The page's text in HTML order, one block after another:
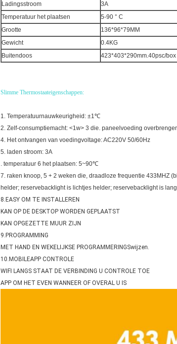
Ladingsstroom
3A
Temperatuur het plaatsen
5-90 ° C
Grootte
136*96*79MM
Gewicht
0.4KG
Buitendoos
423*403*290mm.40psc/box
Slimme Thermostaateigenschappen:
1. Temperatuurnauwkeurigheid: ±1℃
2. Zelf-consumptiemacht: <1w> 3 die. paneelvoeding
4. Het ontvangen van voedingvoltage: AC220V 50/60Hz
5. laden stroom: 3A
. temperatuur 6 het plaatsen: 5~90℃
7. raken knoop, 5 + 2 weken die, draadloze frequentie 433MHZ
helder; reservebacklight is lichtjes helder; reservebacklight is
8.EASY OM TE INSTALLEREN
KAN OP DE DESKTOP WORDEN GEPLAATST
KAN OPGEZETTE MUUR ZIJN
9.PROGRAMMING
MET HAND EN WEKELIJKSE PROGRAMMERINGSwijzen.
10.MOBILEAPP CONTROLE
WIFI LANGS STAAT DE VERBINDING U CONTROLE TOE
APP OM HET EVEN WANNEER OF OVERAL U IS